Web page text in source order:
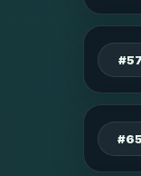
#57
#65